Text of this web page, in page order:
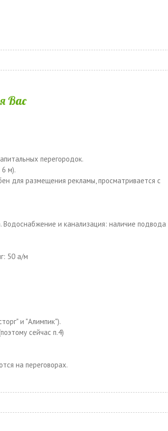
Вас
перегородок.
м).
для размещения рекламы, просматривается с
и канализация: наличие подвода
50 а/м
и "Алимпик").
сейчас п.4)
на переговорах.